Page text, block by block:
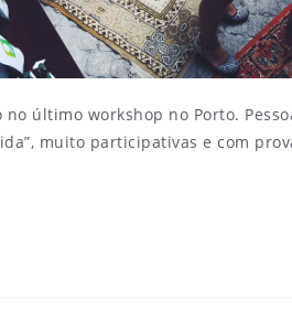
último workshop no Porto.
muito participativas e com